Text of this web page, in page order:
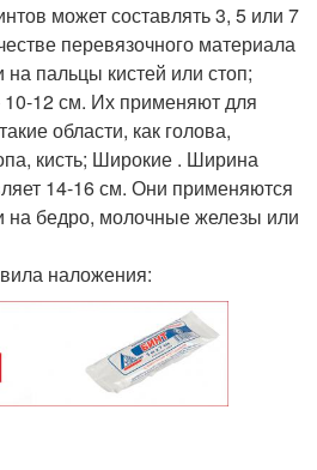
может составлять 3, 5 или 7
перевязочного материала
пальцы кистей или стоп;
12 см. Их применяют для
области, как голова,
кисть; Широкие . Ширина
14-16 см. Они применяются
на бедро, молочные железы или
наложения: